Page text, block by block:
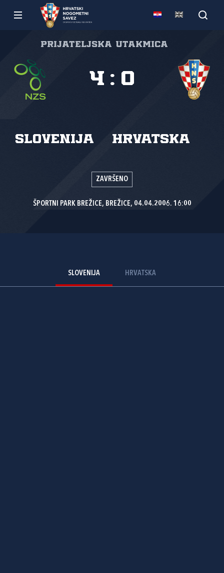
Prijateljska utakmica
Slovenija Hrvatska
4 : 0
ZAVRŠENO
ŠPORTNI PARK BREŽICE, BREŽICE, 04.04.2006. 16:00
SLOVENIJA HRVATSKA